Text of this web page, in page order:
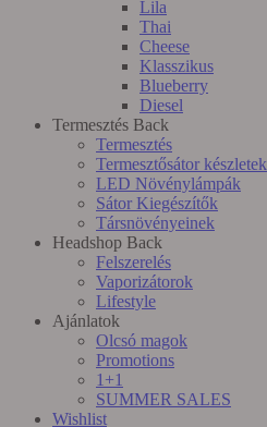
Lila
Thai
Cheese
Klasszikus
Blueberry
Diesel
Termesztés Back
Termesztés
Termesztősátor készletek
LED Növénylámpák
Sátor Kiegészítők
Társnövényeinek
Headshop Back
Felszerelés
Vaporizátorok
Lifestyle
Ajánlatok
Olcsó magok
Promotions
1+1
SUMMER SALES
Wishlist